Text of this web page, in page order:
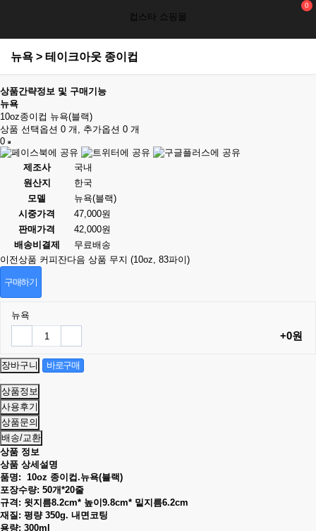
컵스타 쇼핑몰
0
뉴욕 > 테이크아웃 종이컵
상품간략정보 및 구매기능
뉴욕
10oz종이컵 뉴욕(블랙)
상품 선택옵션 0 개, 추가옵션 0 개
0
제조사
국내
원산지
한국
모델
뉴욕(블랙)
시중가격
47,000원
판매가격
42,000원
배송비결제
무료배송
이전상품 커피잔다음 상품 무지 (10oz, 83파이)
구매하기
뉴욕
+0원
상품정보
사용후기
상품문의
배송/교환
상품 정보
상품 상세설명
품명: 10oz 종이컵.뉴욕(블랙)
포장수량: 50개*20줄
규격: 윗지름8.2cm* 높이9.8cm* 밑지름6.2cm
재질: 평량 350g. 내면코팅
용량: 300ml